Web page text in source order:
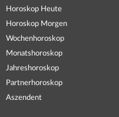
Horoskop Heute
Horoskop Morgen
Wochenhoroskop
Monatshoroskop
Jahreshoroskop
Partnerhoroskop
Aszendent